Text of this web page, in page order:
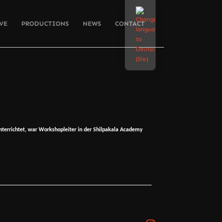
PRODUCTIONS NEWS CONTACT
war Workshopleiter in der Shilpakala Academy